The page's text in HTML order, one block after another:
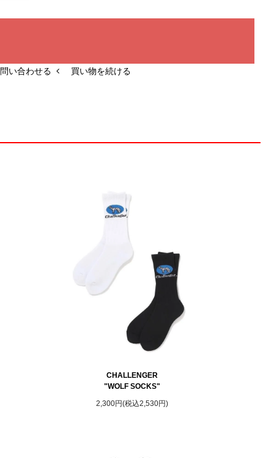
い合わせる 買い物を続ける
CHALLENGER
"WOLF SOCKS"
2,300円(税込2,530円)